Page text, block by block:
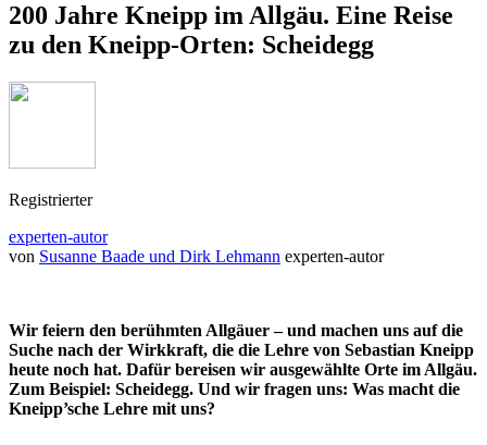
200 Jahre Kneipp im Allgäu. Eine Reise
zu den Kneipp-Orten: Scheidegg
Registrierter
experten-autor
von Susanne Baade und Dirk Lehmann experten-autor
Wir feiern den berühmten Allgäuer – und machen uns auf die
Suche nach der Wirkkraft, die die Lehre von Sebastian Kneipp
heute noch hat. Dafür bereisen wir ausgewählte Orte im Allgäu.
Zum Beispiel: Scheidegg. Und wir fragen uns: Was macht die
Kneipp’sche Lehre mit uns?